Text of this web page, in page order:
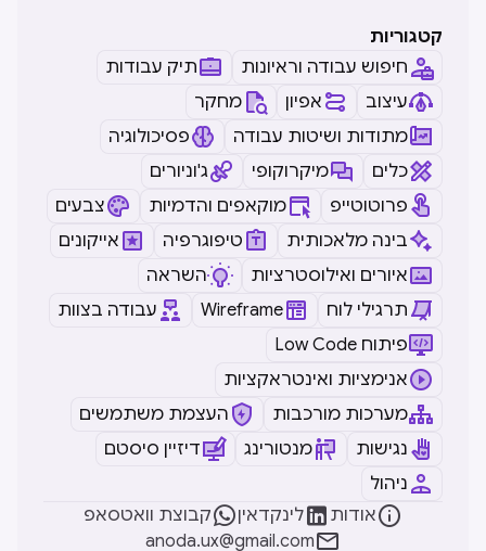
קטגוריות
חיפוש עבודה וראיונות
תיק עבודות
עיצוב
אפיון
מחקר
מתודות ושיטות עבודה
פסיכולוגיה
כלים
מיקרוקופי
ג'וניורים
פרוטוטייפ
מוקאפים והדמיות
צבעים
בינה מלאכותית
טיפוגרפיה
אייקונים
איורים ואילוסטרציות
השראה
תרגילי לוח
Wireframe
עבודה בצוות
Low Code פיתוח
אנימציות ואינטראקציות
מערכות מורכבות
העצמת משתמשים
נגישות
מנטורינג
דיזיין סיסטם
ניהול
אודות לינקדאין קבוצת וואטסאפ
anoda.ux@gmail.com